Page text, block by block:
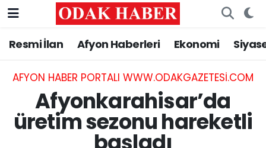
Resmi İlan Afyon Haberleri Ekonomi
AFYON HABER PORTALI WWW.ODAKGAZETESI.COM
Afyonkarahisar’da
üretim sezonu hareketli
AFYONKARAHİSAR HABERLERİ
Resmi İlan
ASAYİŞ
Nöbetçi Eczaneler
Hava Durumu
Trafik Durumu
Süper Lig Puan Durumu ve Fikstür